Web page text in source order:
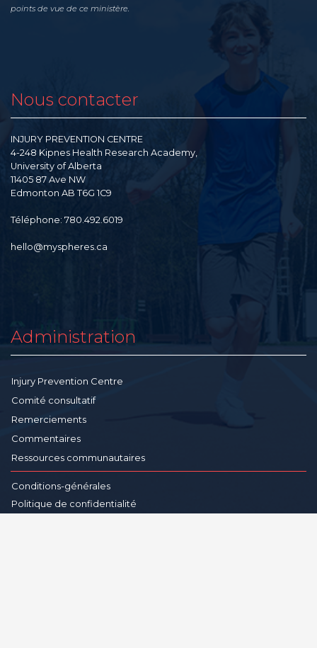
points de vue de ce ministère.
Nous contacter
INJURY PREVENTION CENTRE
4-248 Kipnes Health Research Academy,
University of Alberta
11405 87 Ave NW
Edmonton AB T6G 1C9
Téléphone: 780.492.6019
hello@myspheres.ca
Administration
Injury Prevention Centre
Comité consultatif
Remerciements
Commentaires
Ressources communautaires
Conditions-générales
Politique de confidentialité